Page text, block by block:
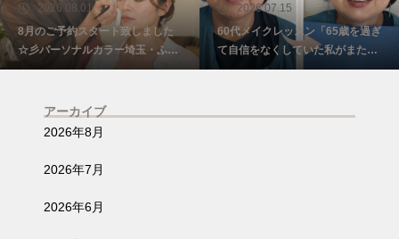
2026.08.01
8月のご予約スタート致しました
☆彡パーソナルカラー埼玉・ふじ
み野
2026.07.15
60代メイクレッスン「65歳を過ぎ
て自信をなくしていた私がまた少
し前を向けました☺️埼玉・ふじみ
アーカイブ
2026年8月
2026年7月
2026年6月